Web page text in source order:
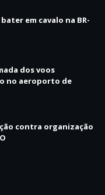
em cavalo na BR-
dos voos
no aeroporto de
contra organização